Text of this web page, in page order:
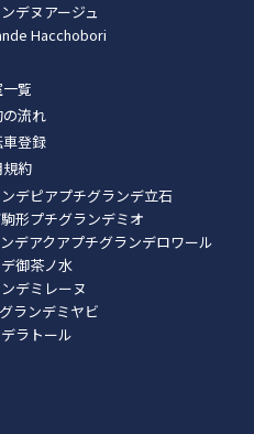
デヌアージュ
Hacchobori
覧
流れ
車登録
約
デピアプチグランデ立石
形プチグランデミオ
デアクアプチグランデロワール
御茶ノ水
デミレーヌ
ランデミヤビ
ラトール